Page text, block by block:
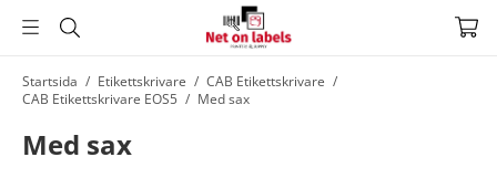
HoppaStartsida / Etikettskrivare / CAB Etikettskrivare /
CAB Etikettskrivare EOS5 / Med sax
Med sax